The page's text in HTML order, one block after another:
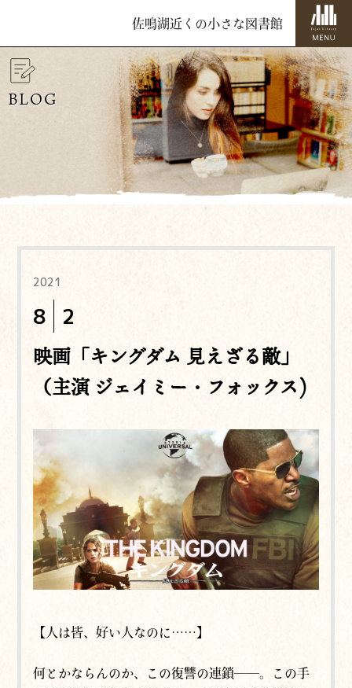
佐鳴湖近くの小さな図書館
BLOG
2021
8 2
映画「キングダム 見えざる敵」
（主演 ジェイミー・フォックス)
【人は皆、好い人なのに……】
何とかならんのか、この復讐の連鎖──。この手